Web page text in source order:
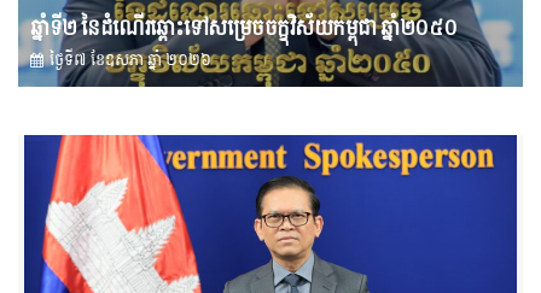
ឆ្នាំទី២ នៃដំណើរឆ្ពោះទៅសម្រេច​ចក្ខុវិស័យ​កម្ពុជា ឆ្នាំ២០៥០
ថ្ងៃទី៧ ខែ​ឧសភា ឆ្នាំ ២០២៦